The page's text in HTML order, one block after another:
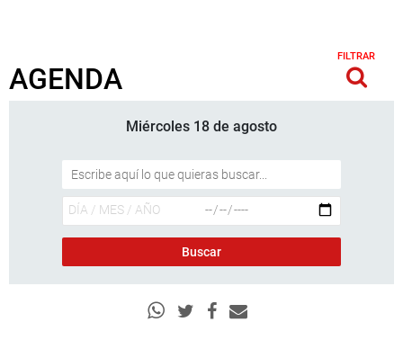
AGENDA
FILTRAR
Miércoles 18 de agosto